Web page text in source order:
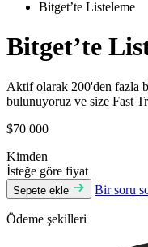
Bitget’te Listeleme
Bitget’te
Aktif olarak 200'den fazla
bulunuyoruz ve size Fast
$70 000
Kimden
İsteğe göre fiyat
Sepete ekle Bir soru
Ödeme şekilleri